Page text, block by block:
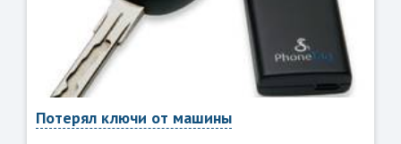
Потерял ключи от машины